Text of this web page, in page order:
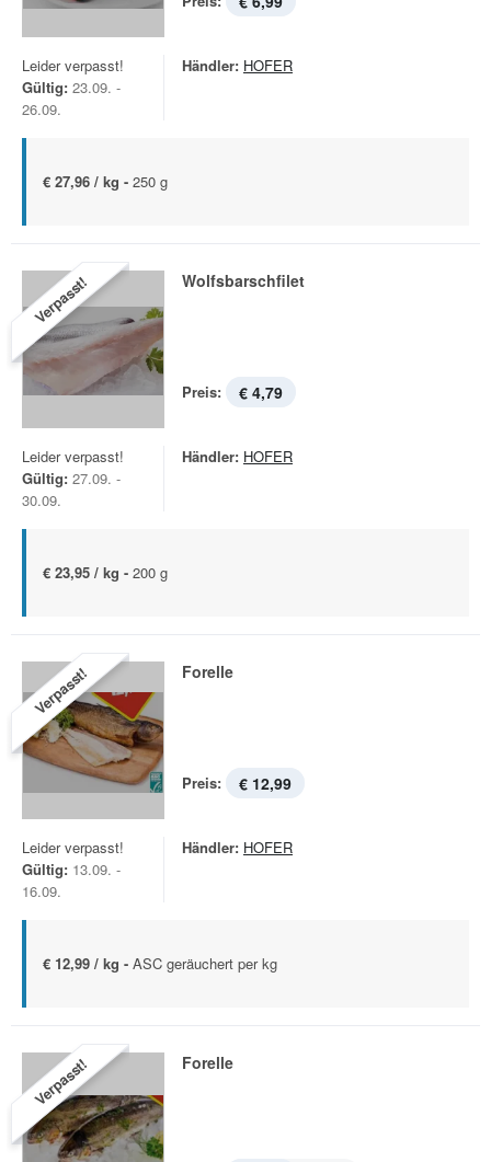
Leider verpasst!
Gültig: 23.09. -
26.09.
Händler: HOFER
€ 27,96 / kg - 250 g
Verpasst! Wolfsbarschfilet
Preis: € 4,79
Leider verpasst!
Gültig: 27.09. -
30.09.
Händler: HOFER
€ 23,95 / kg - 200 g
Verpasst! Forelle
Preis: € 12,99
Leider verpasst!
Gültig: 13.09. -
16.09.
Händler: HOFER
€ 12,99 / kg - ASC geräuchert per kg
Verpasst! Forelle